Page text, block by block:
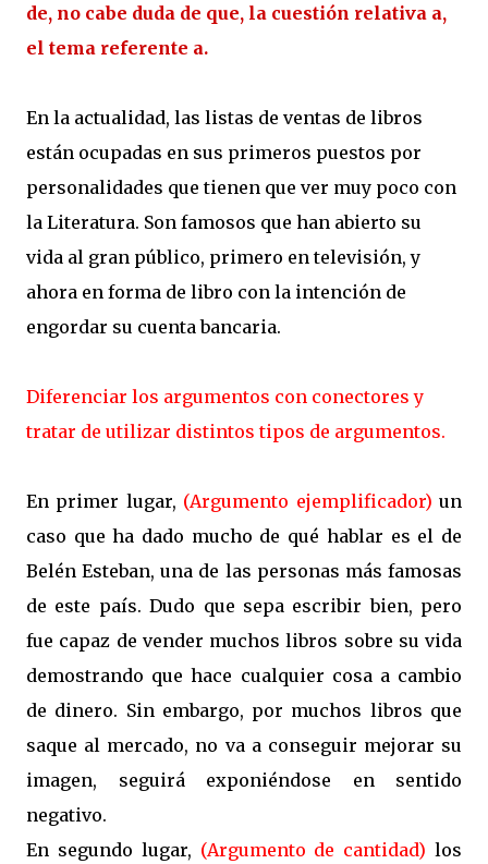
de, no cabe duda de que, la cuestión relativa a,
el tema referente a.
En la actualidad, las listas de ventas de libros
están ocupadas en sus primeros puestos por
personalidades que tienen que ver muy poco con
la Literatura. Son famosos que han abierto su
vida al gran público, primero en televisión, y
ahora en forma de libro con la intención de
engordar su cuenta bancaria.
Diferenciar los argumentos con conectores y
tratar de utilizar distintos tipos de argumentos.
En primer lugar, (Argumento ejemplificador) un
caso que ha dado mucho de qué hablar es el de
Belén Esteban, una de las personas más famosas
de este país. Dudo que sepa escribir bien, pero
fue capaz de vender muchos libros sobre su vida
demostrando que hace cualquier cosa a cambio
de dinero. Sin embargo, por muchos libros que
saque al mercado, no va a conseguir mejorar su
imagen, seguirá exponiéndose en sentido
negativo.
En segundo lugar, (Argumento de cantidad) los